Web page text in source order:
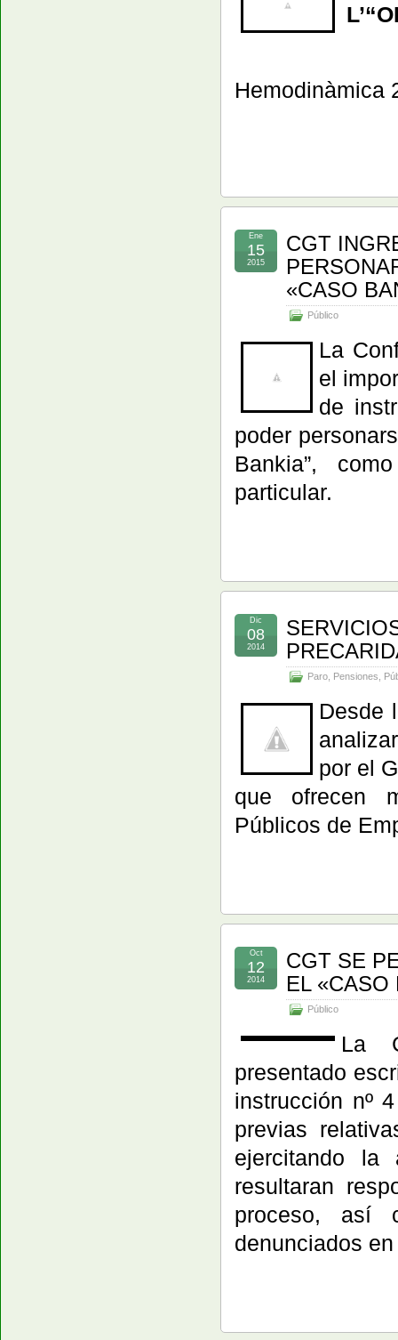
Hemodinàmica
CGT
«CASO
Público
Ene
15
2015
La
el
de
poder
Bankia”,
particular.
Paro Pensiones
Dic
08
2014
Desde
por el
que ofrecen
Públicos de
CGT SE
EL «CASO
Público
Oct
12
2014
La
presentado
instrucción nº
previas
ejercitando la
resultaran
proceso, así
denunciados